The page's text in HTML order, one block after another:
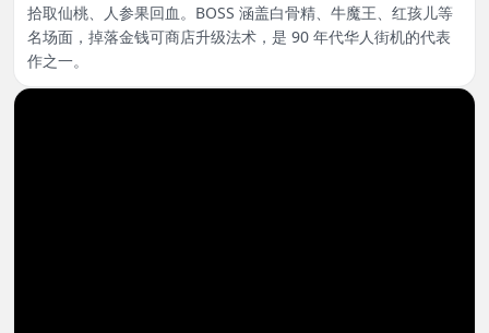
拾取仙桃、人参果回血。BOSS 涵盖白骨精、牛魔王、红孩儿等
名场面，掉落金钱可商店升级法术，是 90 年代华人街机的代表
作之一。